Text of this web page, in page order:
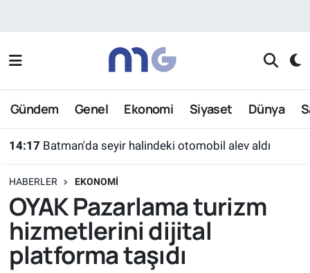
Gündem Genel Ekonomi Siyaset Dünya
14:17 Batman'da seyir halindeki otomobil alev aldı
HABERLER EKONOMI
OYAK Pazarlama turizm
hizmetlerini dijital
platforma taşıdı
Nöbetçi Eczaneler
Hava Durumu
Süper Lig Puan Durumu ve Fikstür
Tüm Manşetler
Son Dakika Haberleri